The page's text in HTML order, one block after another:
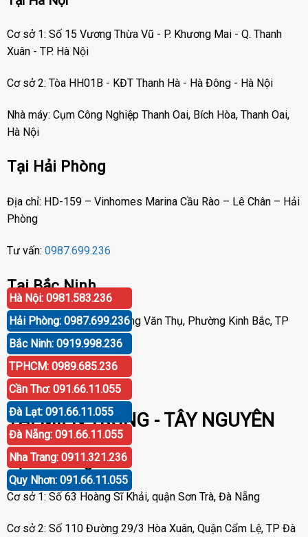
Cơ sở 1: Số 15 Vương Thừa Vũ - P. Khương Mai - Q. Thanh
Xuân - TP. Hà Nội
Cơ sở 2: Tòa HH01B - KĐT Thanh Hà - Hà Đông - Hà Nội
Nhà máy: Cụm Công Nghiệp Thanh Oai, Bích Hòa, Thanh Oai,
Hà Nội
Tại Hải Phòng
Địa chỉ: HD-159 – Vinhomes Marina Cầu Rào – Lê Chân – Hải
Phòng
Tư vấn: 0987.699.236
Tại Bắc Ninh
Địa chỉ: Số 58 Đường Hoàng Văn Thụ, Phường Kinh Bắc, TP
Bắc Ninh
Tư vấn:0916.389.892
TẠI MIỀN TRUNG - TÂY NGUYÊN
Tại Đà Nẵng
Cơ sở 1: Số 63 Hoàng Sĩ Khải, quận Sơn Trà, Đà Nẵng
Cơ sở 2: Số 110 Đường 29/3 Hòa Xuân, Quận Cẩm Lệ, TP Đà
Hà Nội: 0981.583.236
Hải Phòng: 0987.699.236
Bắc Ninh: 0919.998.236
TPHCM: 0989.685.236
Cần Thơ: 091.66.11.055
Đà Lạt: 091.66.11.055
Đà Nẵng: 091.66.11.055
Nha Trang: 0911.321.236
Quy Nhơn: 091.66.11.055